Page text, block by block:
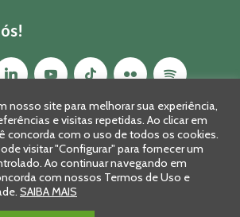
PR © 2026 · R. Marechal Deodoro, 450, 14º
nosso site para melhorar sua experiência,
e visitas repetidas. Ao clicar em
concorda com o uso de todos os cookies.
visitar "Configurar" para fornecer um
Ao continuar navegando em
com nossos Termos de Uso e
SAIBA MAIS